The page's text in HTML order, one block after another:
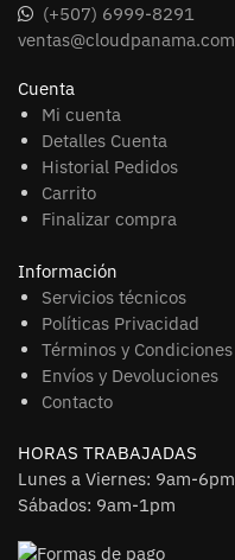
(+507) 6999-8291
ventas@cloudpanama.com
Cuenta
Mi cuenta
Detalles Cuenta
Historial Pedidos
Carrito
Finalizar compra
Información
Servicios técnicos
Políticas Privacidad
Términos y Condiciones
Envíos y Devoluciones
Contacto
HORAS TRABAJADAS
Lunes a Viernes: 9am-6pm
Sábados: 9am-1pm